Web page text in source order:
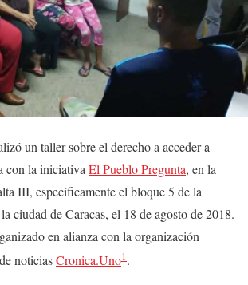
un taller sobre el derecho a acceder a
con la iniciativa El Pueblo Pregunta, en la
III, específicamente el bloque 5 de la
ciudad de Caracas, el 18 de agosto de 2018.
en alianza con la organización
noticiasCronica.Uno1 .